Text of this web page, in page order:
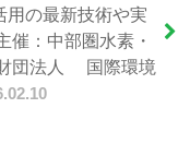
用の最新技術や実
催：中部圏水素・
団法人 国際環境